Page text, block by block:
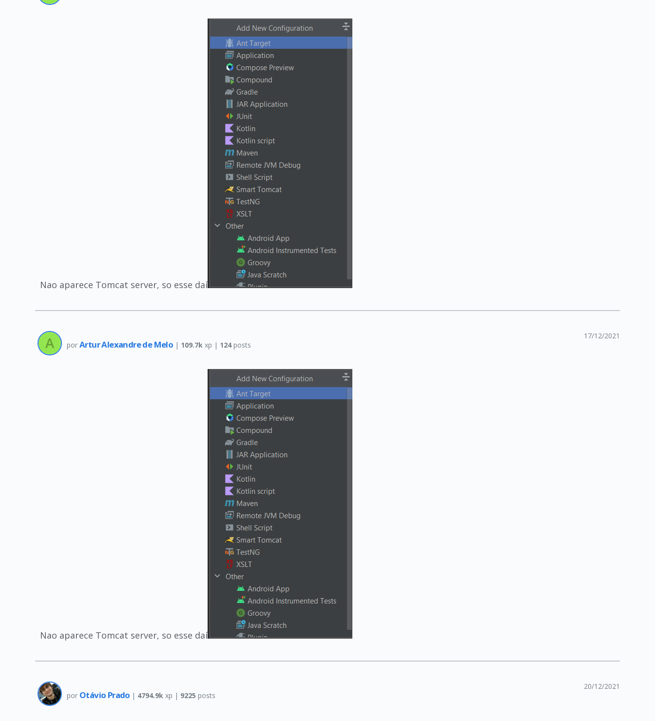
Nao aparece Tomcat server, so esse daí
por Artur Alexandre de Melo | 109.7k xp | 124posts
17/12/2021
Nao aparece Tomcat server, so esse daí
por Otávio Prado | 4794.9k xp | 9225 posts
20/12/2021